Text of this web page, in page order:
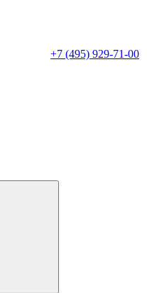
+7 (495) 929-71-00